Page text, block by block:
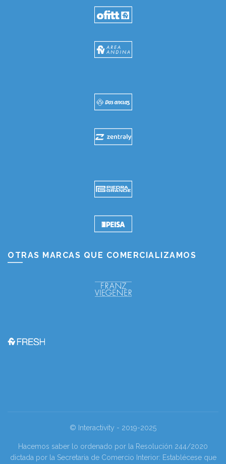
OTRAS MARCAS QUE COMERCIALIZAMOS
© Interactivity - 2019-2025
Hacemos saber lo ordenado por la Resolución 244/2020
dictada por la Secretaria de Comercio Interior: Establécese que